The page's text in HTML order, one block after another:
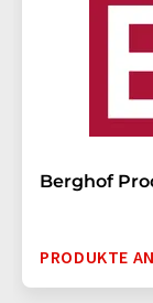
Berghof
PRODUKTE